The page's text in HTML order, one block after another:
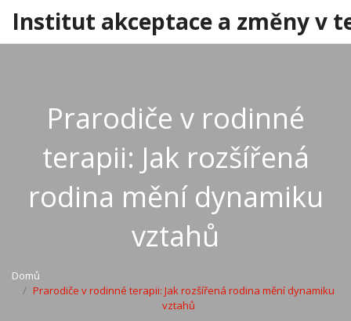
Institut akceptace a změny v
Prarodiče v rodinné
terapii: Jak rozšířená
rodina mění dynamiku
vztahů
Domů
Prarodiče v rodinné terapii: Jak rozšířená rodina mění dynamiku
vztahů